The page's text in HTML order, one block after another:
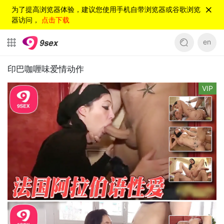
为了提高浏览器体验，建议您使用手机自带浏览器或谷歌浏览
器访问， 点击下载
en
印巴咖喱味爱情动作
VIP